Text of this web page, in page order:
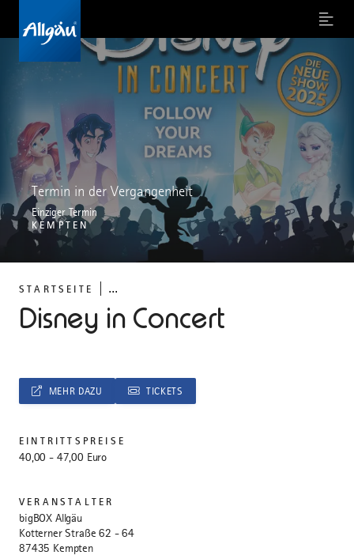
Menu
STARTSEITE ...
Disney in Concert
Termin in der Vergangenheit
Einziger Termin
KEMPTEN
MEHR DAZU TICKETS
EINTRITTSPREISE
40,00 - 47,00 Euro
VERANSTALTER
bigBOX Allgäu
Kotterner Straße 62 - 64
87435 Kempten